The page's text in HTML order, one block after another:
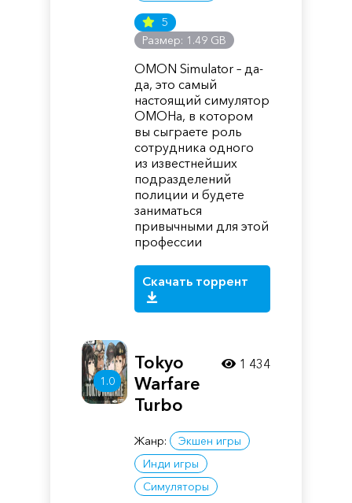
5
Размер: 1.49 GB
OMON Simulator – да-
да, это самый
настоящий симулятор
ОМОНа, в котором
вы сыграете роль
сотрудника одного
из известнейших
подразделений
полиции и будете
заниматься
привычными для этой
профессии
Скачать торрент
1.0
Tokyo
Warfare
Turbo
Жанр:
Экшен игры
Инди игры
Симуляторы
1 434